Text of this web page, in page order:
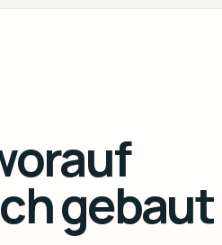
gebaut